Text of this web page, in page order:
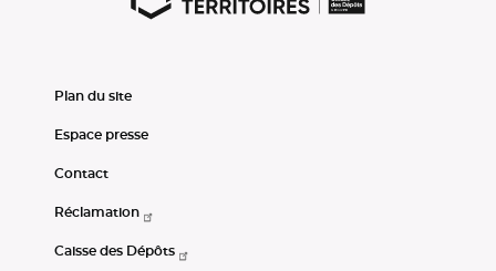
Plan du site
Espace presse
Contact
Réclamation
Caisse des Dépôts